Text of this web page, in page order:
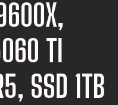
TI
SSD 1TB